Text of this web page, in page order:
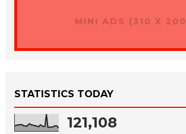
MINI ADS (310 X
STATISTICS TODAY
121,108